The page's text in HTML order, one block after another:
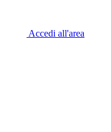
Accedi all'area